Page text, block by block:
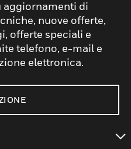
aggiornamenti di
nuove offerte,
offerte speciali e
telefono, e-mail e
elettronica.